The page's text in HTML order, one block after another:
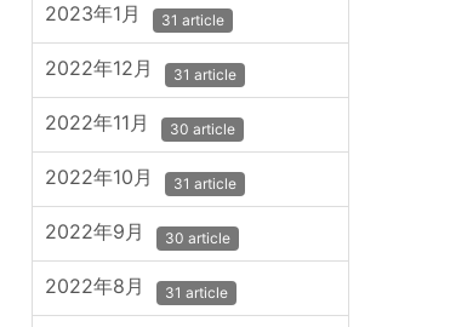
2023年1月 31 article
2022年12月 31 article
2022年11月 30 article
2022年10月 31 article
2022年9月 30 article
2022年8月 31 article